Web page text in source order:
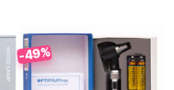
-49%